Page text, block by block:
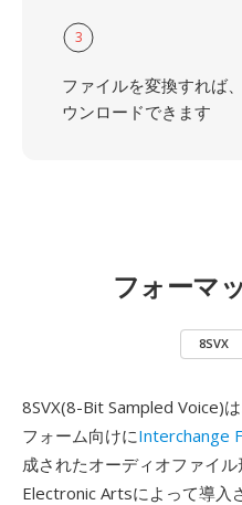
3
ファイルを変換すれば
ウンロードできます
フォーマ
8SVX
8SVX(8-Bit Sampled Voice)
フォーム向けにInterchange
成されたオーディオファイ
Electronic Artsによって導入